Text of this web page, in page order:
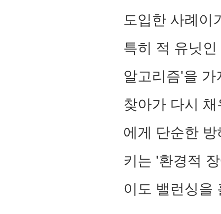
도입한 사례이
특히 적 유닛
알고리즘'을
찾아가 다시
에게 단순한
키는 '환경적
이도 밸런싱을